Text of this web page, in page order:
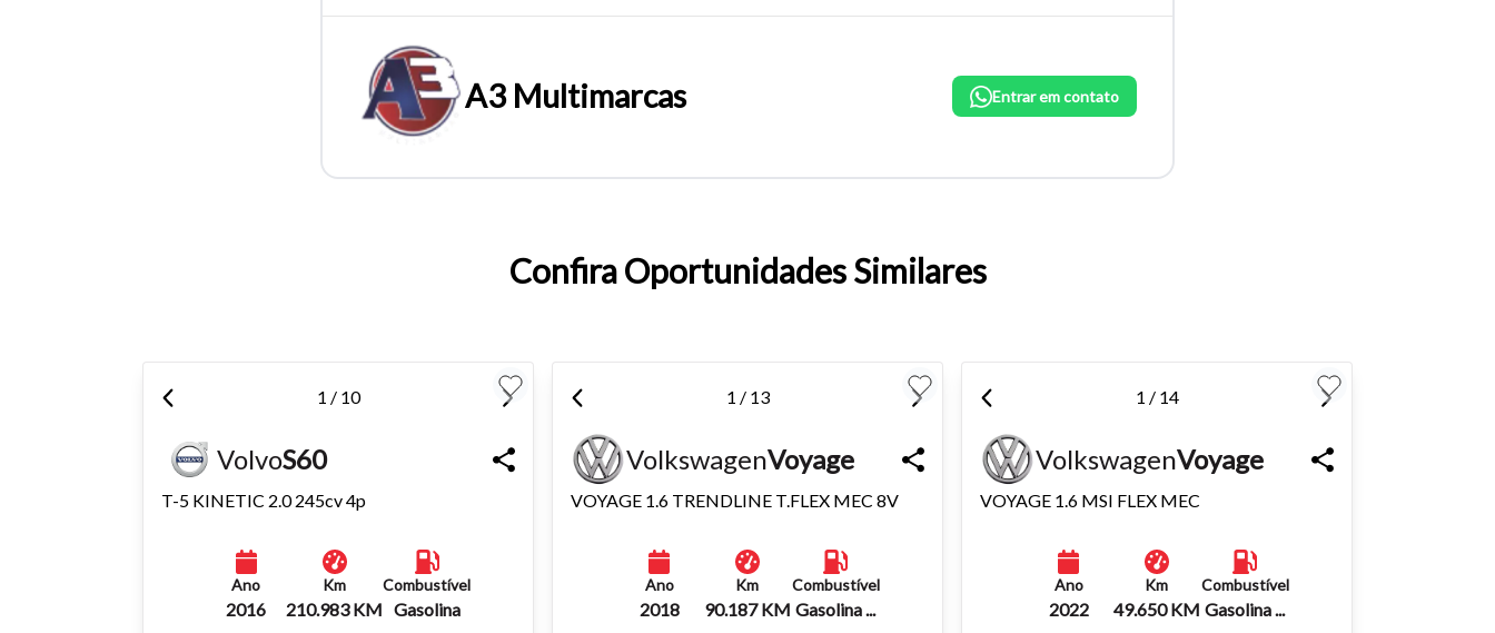
Tamanho do texto
A3 Multimarcas Entrar em contato
Confira Oportunidades Similares
1 / 10
VolvoS60
T-5 KINETIC 2.0 245cv 4p
Ano
2016
Km
210.983 KM
Combustível
Gasolina
1 / 13
VolkswagenVoyage
VOYAGE 1.6 TRENDLINE T.FLEX MEC 8V
Ano
2018
Km
90.187 KM
Combustível
Gasolina ...
1 / 14
VolkswagenVoyage
VOYAGE 1.6 MSI FLEX MEC
Ano
2022
Km
49.650 KM
Combustível
Gasolina ...